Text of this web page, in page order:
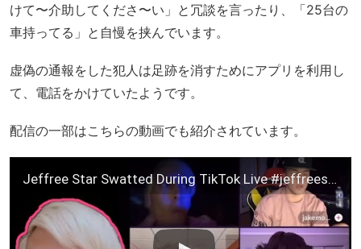
けて〜介助してくださ〜い」と冗談を言ったり、「25台の
車持ってる」と自慢を挟んでいます。
虚偽の通報をした犯人は足跡を消すためにアプリを利用し
て、電話をかけていたようです。
配信の一部はこちらの動画でも紹介されています。
Jeffree Star Swatted During TikTok Live #jeffreestar #jeffreestarcosmetics #staryakranch #news #tea